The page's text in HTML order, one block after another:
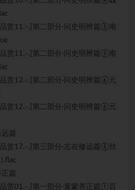
赏11.-.[第二部分·问史明辨篇⑤南
赏11.-.[第二部分·问史明辨篇⑤南
赏12.-.[第二部分·问史明辨篇⑥元
赏12.-.[第二部分·问史明辨篇⑥元
篇
赏17.-.[第三部分·志在修远篇⑤丝
篇
赏01.-.[第一部分·童蒙养正篇①百